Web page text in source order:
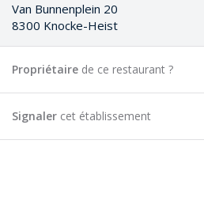
Van Bunnenplein 20
8300 Knocke-Heist
Propriétaire de ce restaurant ?
Signaler cet établissement